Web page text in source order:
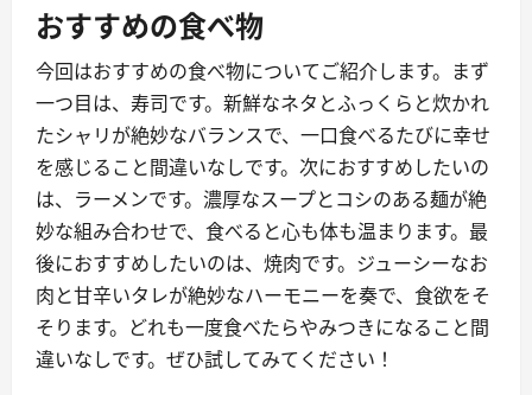
おすすめの食べ物
今回はおすすめの食べ物についてご紹介します。まず
一つ目は、寿司です。新鮮なネタとふっくらと炊かれ
たシャリが絶妙なバランスで、一口食べるたびに幸せ
を感じること間違いなしです。次におすすめしたいの
は、ラーメンです。濃厚なスープとコシのある麺が絶
妙な組み合わせで、食べると心も体も温まります。最
後におすすめしたいのは、焼肉です。ジューシーなお
肉と甘辛いタレが絶妙なハーモニーを奏で、食欲をそ
そります。どれも一度食べたらやみつきになること間
違いなしです。ぜひ試してみてください！